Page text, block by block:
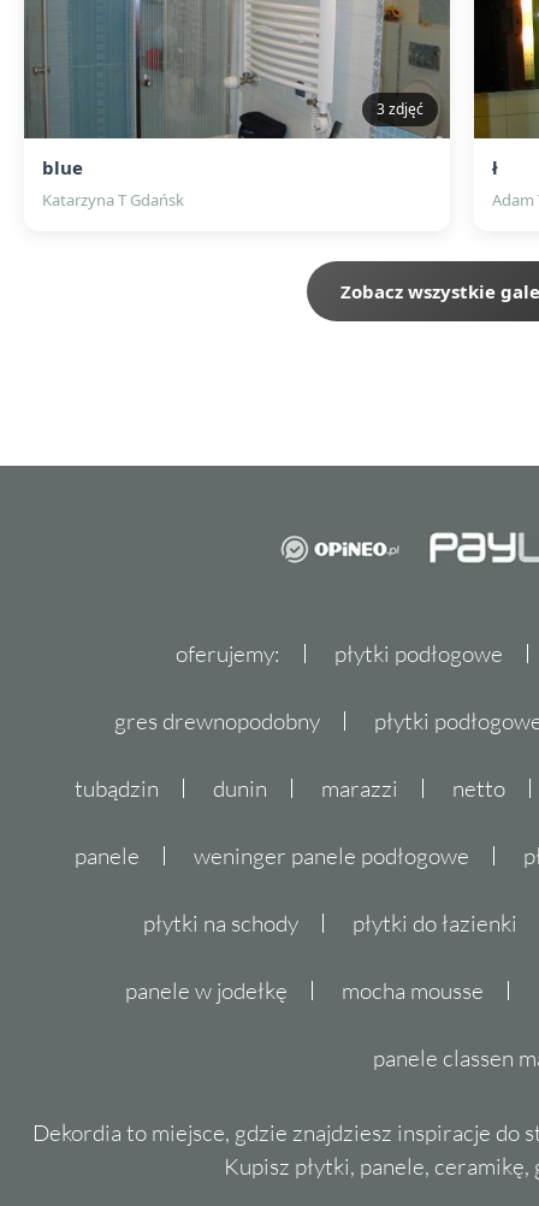
3 zdjęć
blue
Katarzyna T Gdańsk
ł
Adam
Zobacz wszystkie
oferujemy: płytki podłogowe
gres drewnopodobny płytki
tubądzin dunin marazzi netto
panele weninger panele podłogowe
płytki na schody płytki do łazienki
panele w jodełkę mocha mousse
panele classen
Dekordia to miejsce, gdzie znajdziesz inspiracje do
Kupisz płytki, panele,